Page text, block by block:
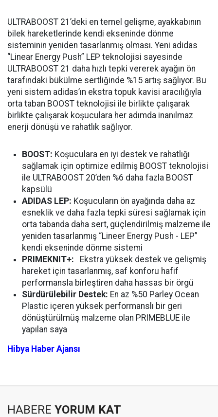
ULTRABOOST 21’deki en temel gelişme, ayakkabının
bilek hareketlerinde kendi ekseninde dönme
sisteminin yeniden tasarlanmış olması. Yeni adidas
“Linear Energy Push” LEP teknolojisi sayesinde
ULTRABOOST 21 daha hızlı tepki vererek ayağın ön
tarafındaki bükülme sertliğinde %15 artış sağlıyor. Bu
yeni sistem adidas’ın ekstra topuk kavisi aracılığıyla
orta taban BOOST teknolojisi ile birlikte çalışarak
birlikte çalışarak koşuculara her adımda inanılmaz
enerji dönüşü ve rahatlık sağlıyor.
BOOST: Koşuculara en iyi destek ve rahatlığı
sağlamak için optimize edilmiş BOOST teknolojisi
ile ULTRABOOST 20’den %6 daha fazla BOOST
kapsülü
ADIDAS LEP: Koşucuların ön ayağında daha az
esneklik ve daha fazla tepki süresi sağlamak için
orta tabanda daha sert, güçlendirilmiş malzeme ile
yeniden tasarlanmış “Lineer Energy Push - LEP”
kendi ekseninde dönme sistemi
PRIMEKNIT+: Ekstra yüksek destek ve gelişmiş
hareket için tasarlanmış, saf konforu hafif
performansla birleştiren daha hassas bir örgü
Sürdürülebilir Destek: En az %50 Parley Ocean
Plastic içeren yüksek performanslı bir geri
dönüştürülmüş malzeme olan PRIMEBLUE ile
yapılan saya
Hibya Haber Ajansı
HABERE YORUM KAT